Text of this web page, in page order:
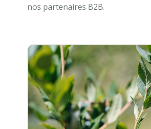
nos partenaires B2B.